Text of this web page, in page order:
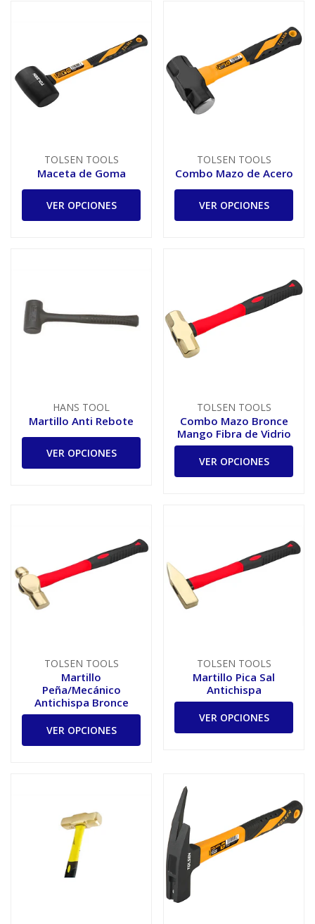
TOLSEN TOOLS
Maceta de Goma
VER OPCIONES
TOLSEN TOOLS
Combo Mazo de Acero
VER OPCIONES
HANS TOOL
Martillo Anti Rebote
VER OPCIONES
TOLSEN TOOLS
Combo Mazo Bronce
Mango Fibra de Vidrio
VER OPCIONES
TOLSEN TOOLS
Martillo
Peña/Mecánico
Antichispa Bronce
VER OPCIONES
TOLSEN TOOLS
Martillo Pica Sal
Antichispa
VER OPCIONES